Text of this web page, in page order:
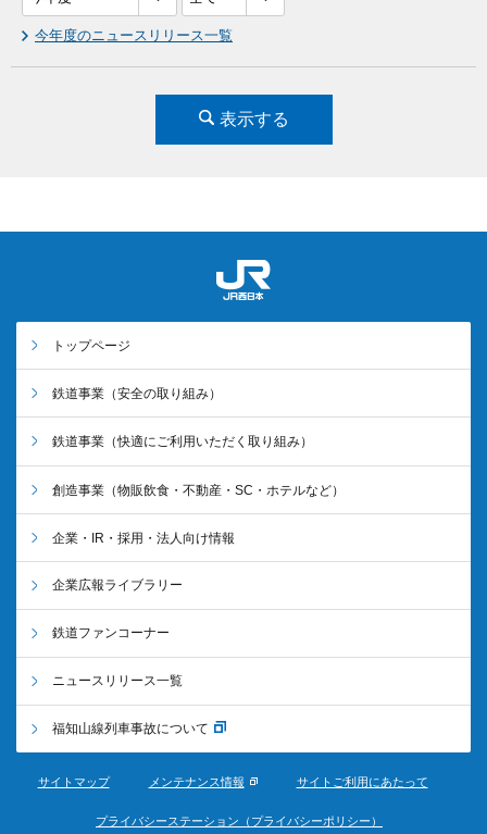
今年度のニュースリリース一覧
表示する
トップページ
鉄道事業 （安全の取り組み）
鉄道事業 （快適にご利用いただく取り組み）
創造事業 （物販飲食・不動産・SC・ホテルなど）
企業・IR・採用・法人向け情報
企業広報ライブラリー
鉄道ファンコーナー
ニュースリリース一覧
福知山線列車事故について
サイトマップ メンテナンス情報 サイトご利用にあたって
プライバシーステーション（プライバシーポリシー）